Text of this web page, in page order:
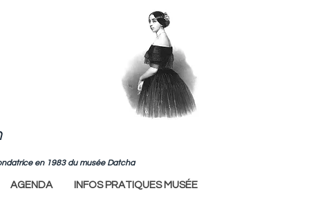
en 1983 du musée Datcha
AGENDA INFOS PRATIQUES MUSÉE